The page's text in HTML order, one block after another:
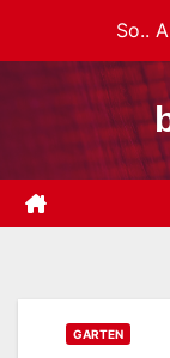
So..
GARTEN